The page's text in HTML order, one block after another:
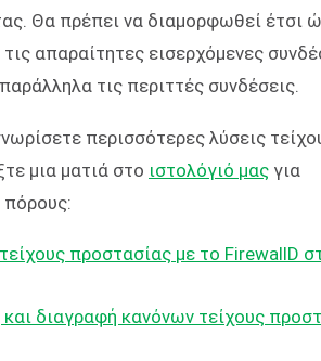
Θα πρέπει να διαμορφωθεί έτσι
απαραίτητες εισερχόμενες
τις περιττές συνδέσεις.
περισσότερες λύσεις
μια ματιά στο ιστολόγιό μας για
πόρους:
προστασίας με το FirewallD
διαγραφή κανόνων τείχους